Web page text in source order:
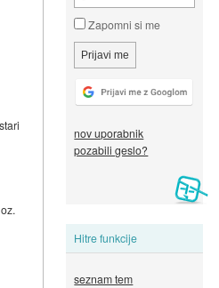
Zapomni si me
nov uporabnik
pozabili geslo?
Hitre funkcije
seznam tem